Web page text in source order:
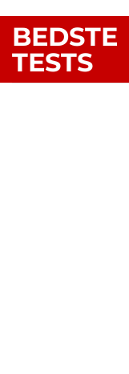
indhold
BEDSTE
TESTS